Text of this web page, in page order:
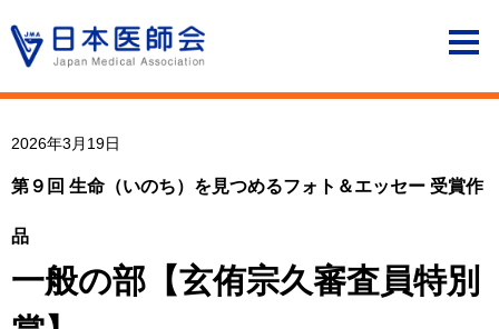
2026年3月19日
第９回 生命（いのち）を見つめるフォト＆エッセー 受賞作
品
一般の部【玄侑宗久審査員特別